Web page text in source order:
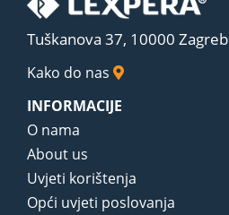
Tuškanova 37, 10000 Zagreb
Kako do nas
INFORMACIJE
O nama
About us
Uvjeti korištenja
Opći uvjeti poslovanja